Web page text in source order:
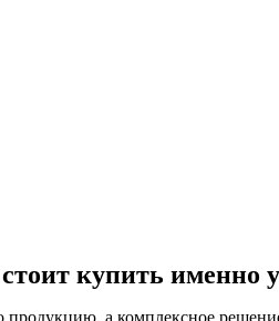
купить именно
а комплексное